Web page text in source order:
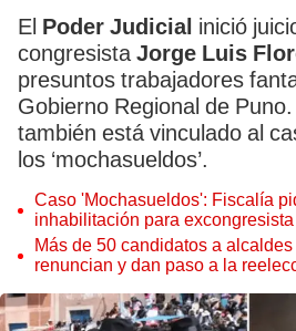
El Poder Judicial inició
congresista Jorge Luis
presuntos trabajadores
Gobierno Regional de
también está vinculado al
los ‘mochasueldos’.
Caso 'Mochasueldos': Fiscalía
inhabilitación para
Cordero Jon Tay
Más de 50 candidatos a
renuncian y dan paso a la